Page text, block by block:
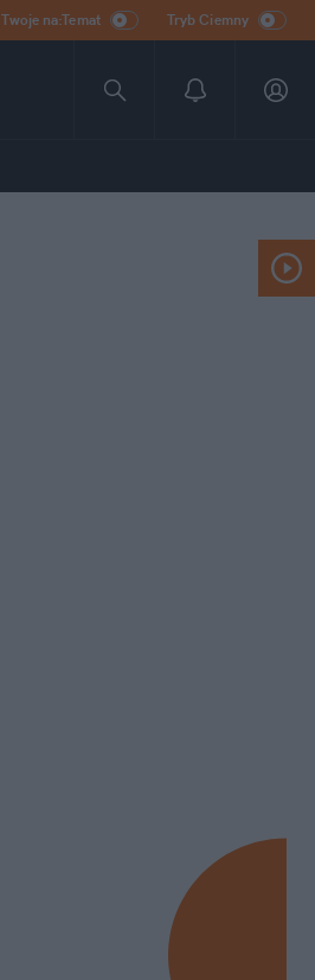
Twoje na:Temat Tryb Ciemny